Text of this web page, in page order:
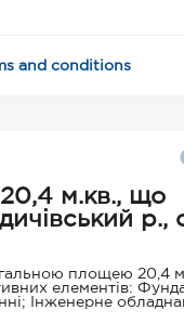
and conditions
м.кв., що
р.,
площею 20,4
елементів:
Інженерне
та автономне